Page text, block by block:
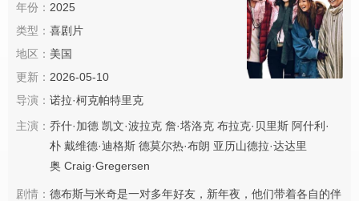
年份： 2025
类型： 喜剧片
地区： 美国
更新： 2026-05-10
导演： 诺拉·柯克帕特里克
主演： 乔什·加德 凯文·波拉克 詹·塔洛克 布拉克·贝里斯 阿什利·
朴 戴维德·迪格斯 德莫尔热·布朗 亚历山德拉·达达里
奥 Craig·Gregersen
剧情： 德布斯与米奇是一对多年好友，新年夜，他们带着各自的伴